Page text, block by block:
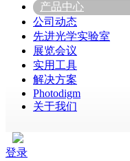
产品中心
公司动态
先进光学实验室
展览会议
实用工具
解决方案
Photodigm
关于我们
登录